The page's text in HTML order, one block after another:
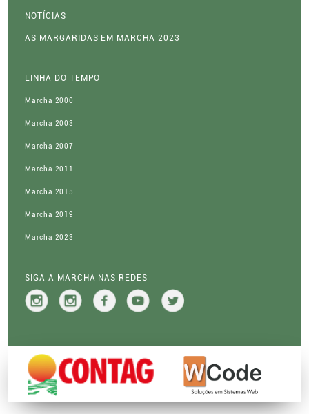
NOTÍCIAS
AS MARGARIDAS EM MARCHA 2023
LINHA DO TEMPO
Marcha 2000
Marcha 2003
Marcha 2007
Marcha 2011
Marcha 2015
Marcha 2019
Marcha 2023
SIGA A MARCHA NAS REDES